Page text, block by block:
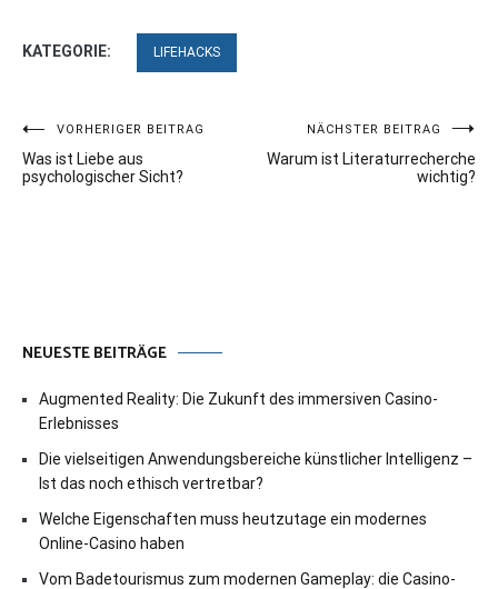
KATEGORIE: LIFEHACKS
Beitragsnavigation
VORHERIGER BEITRAG
Was ist Liebe aus
psychologischer Sicht?
NÄCHSTER BEITRAG
Warum ist Literaturrecherche
wichtig?
NEUESTE BEITRÄGE
Augmented Reality: Die Zukunft des immersiven Casino-
Erlebnisses
Die vielseitigen Anwendungsbereiche künstlicher Intelligenz –
Ist das noch ethisch vertretbar?
Welche Eigenschaften muss heutzutage ein modernes
Online-Casino haben
Vom Badetourismus zum modernen Gameplay: die Casino-